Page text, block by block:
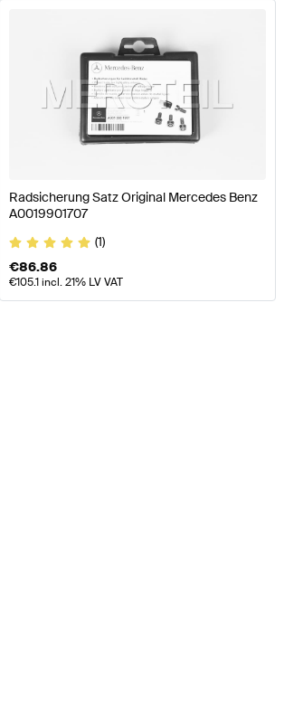
Radsicherung Satz Original Mercedes Benz
A0019901707
(1)
€86.86
€105.1incl. 21% LV VAT